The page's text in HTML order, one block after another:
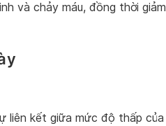
và chảy máu, đồng thời giảm
liên kết giữa mức độ thấp của